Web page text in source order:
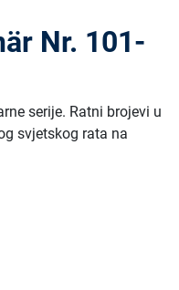
Nr. 101-
serije. Ratni brojevi u
svjetskog rata na